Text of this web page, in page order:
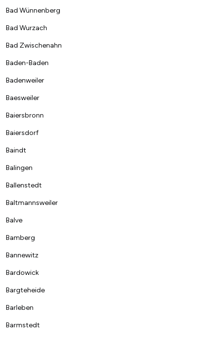
Bad Wünnenberg
Bad Wurzach
Bad Zwischenahn
Baden-Baden
Badenweiler
Baesweiler
Baiersbronn
Baiersdorf
Baindt
Balingen
Ballenstedt
Baltmannsweiler
Balve
Bamberg
Bannewitz
Bardowick
Bargteheide
Barleben
Barmstedt